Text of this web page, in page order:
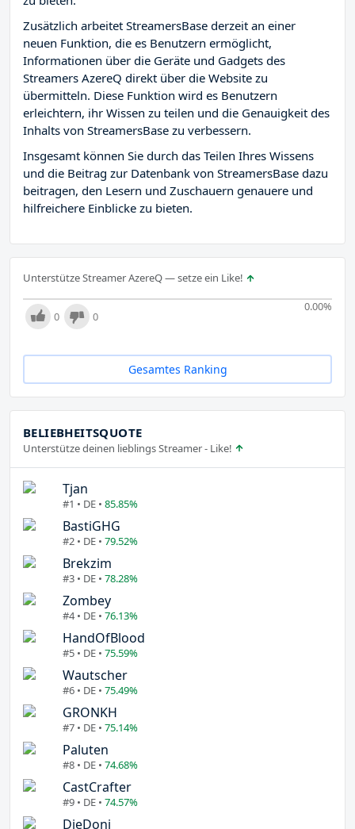
Zusätzlich arbeitet StreamersBase derzeit an einer
neuen Funktion, die es Benutzern ermöglicht,
Informationen über die Geräte und Gadgets des
Streamers AzereQ direkt über die Website zu
übermitteln. Diese Funktion wird es Benutzern
erleichtern, ihr Wissen zu teilen und die Genauigkeit des
Inhalts von StreamersBase zu verbessern.
Insgesamt können Sie durch das Teilen Ihres Wissens
und die Beitrag zur Datenbank von StreamersBase dazu
beitragen, den Lesern und Zuschauern genauere und
hilfreichere Einblicke zu bieten.
Unterstütze Streamer AzereQ — setze ein Like!
0.00%
0 0
Gesamtes Ranking
BELIEBHEITSQUOTE
Unterstütze deinen lieblings Streamer - Like!
Tjan
#1 • DE • 85.85%
BastiGHG
#2 • DE • 79.52%
Brekzim
#3 • DE • 78.28%
Zombey
#4 • DE • 76.13%
HandOfBlood
#5 • DE • 75.59%
Wautscher
#6 • DE • 75.49%
GRONKH
#7 • DE • 75.14%
Paluten
#8 • DE • 74.68%
CastCrafter
#9 • DE • 74.57%
DieDoni